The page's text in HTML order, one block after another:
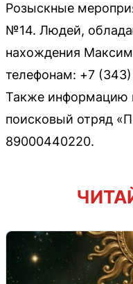
Розыскные
№14. Людей,
нахождения
телефонам: +7
Также информацию
поисковый отряд
89000440220.